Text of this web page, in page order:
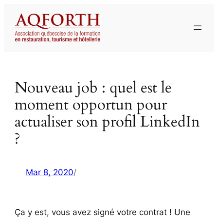
contenu
Nouveau job : quel est le
moment opportun pour
actualiser son profil LinkedIn
?
Mar 8, 2020/
Ça y est, vous avez signé votre contrat ! Une